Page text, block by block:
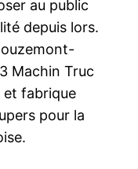
au public
depuis lors.
Machin Truc
et fabrique
pour la